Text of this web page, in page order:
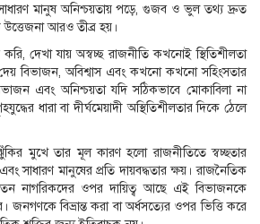
সাধারণ মানুষ অনিশ্চয়তায় পড়ে, গুজব ও ভুল তথ্য দ্রুত
আরও তীব্র হয়।
দেখা যায় অস্বচ্ছ রাজনীতি কখনোই স্থিতিশীলতা
বিভাজন, অবিশ্বাস এবং কখনো কখনো সহিংসতার
এবং অনিশ্চয়তা যদি সঠিকভাবে মোকাবিলা না
ধারা বা দীর্ঘমেয়াদী অস্থিতিশীলতার দিকে ঠেলে
মুখে তার মূল কারণ হলো রাজনীতিতে স্বচ্ছতার
সাধারণ মানুষের প্রতি দায়বদ্ধতার ক্ষয়। রাজনৈতিক
নাগরিকদের ওপর দায়িত্ব আছে এই বিভাজনকে
বিভ্রান্ত করা বা অর্ধসত্যের ওপর ভিত্তি করে